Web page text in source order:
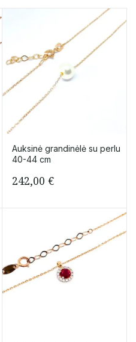
Auksinė grandinėlė su perlu
40-44 cm
242,00 €